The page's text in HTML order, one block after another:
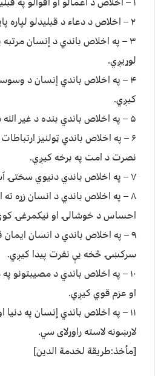
۲ – اخلاص د دعاء د قبليدلو لپاره پايه او اساس دئ.
۳ – په اخلاص باندي د إنسان
لوړيږي.
۴ – په اخلاص باندي إنسان د
کيږي.
۵ – په اخلاص باندي بنده د غير الله د بندګۍ څخه آزاديږي.
۶ – په اخلاص باندي ټولنيز
نصرت د امت په برخه کيږي.
۷ – په اخلاص باندي دنيوي سختۍ آسانه کيږي.
۸ – په اخلاص باندي د انسان زړه
احساس د خوشالۍ او نيکمرغۍ
۹ – په اخلاص باندي د انسان
سرکښۍ څخه يې نفرت پيدا کيږي.
۱۰ – په اخلاص باندي د مصيبتونو
او عزم قوي کيږي.
۱۱ – په اخلاص باندي إنسان په
لارښونه لاسته راوړلای سي.
[مأخذ:طريقة لخدمة الدين]